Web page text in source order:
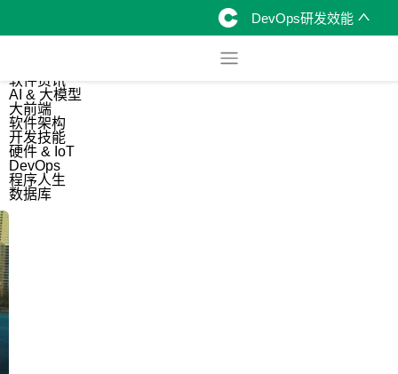
DevOps研发效能
软件资讯
AI & 大模型
大前端
软件架构
开发技能
硬件 & IoT
DevOps
程序人生
数据库